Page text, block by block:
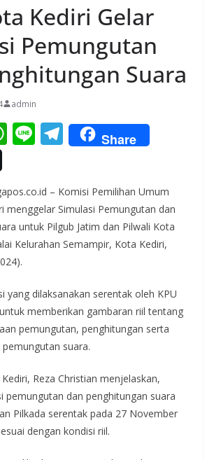
Kediri Gelar
Pemungutan
Suara
admin
W
s
A
p
p
Li T
el
gr
a
m
Share
– Komisi Pemilihan Umum
menggelar Simulasi Pemungutan dan
untuk Pilgub Jatim dan Pilwali Kota
Kelurahan Semampir, Kota Kediri,
yang dilaksanakan serentak oleh KPU
memberikan gambaran riil tentang
pemungutan, penghitungan serta
suara.
Reza Christian menjelaskan,
pemungutan dan penghitungan suara
Pilkada serentak pada 27 November
dengan kondisi riil.